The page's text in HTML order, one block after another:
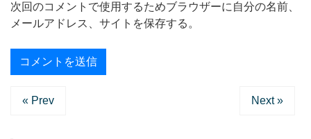
次回のコメントで使用するためブラウザーに自分の名前、
メールアドレス、サイトを保存する。
« Prev Next »